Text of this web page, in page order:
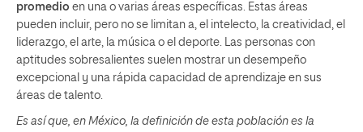
promedio en una o varias áreas específicas. Estas áreas
pueden incluir, pero no se limitan a, el intelecto, la creatividad, el
liderazgo, el arte, la música o el deporte. Las personas con
aptitudes sobresalientes suelen mostrar un desempeño
excepcional y una rápida capacidad de aprendizaje en sus
áreas de talento.
Es así que, en México, la definición de esta población es la